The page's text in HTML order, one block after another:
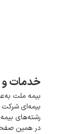
خدمات
بیمه ملت
بیمه‌ای
رشته‌های
در همین